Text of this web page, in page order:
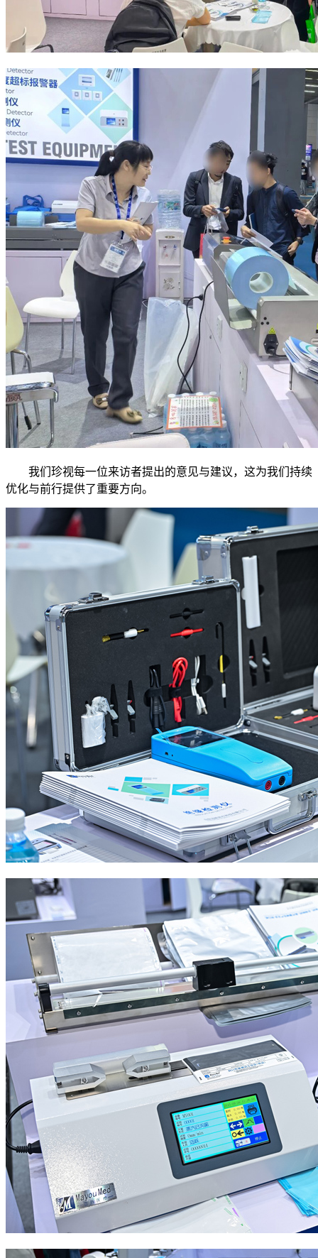
我们珍视每一位来访者提出的意见与建议，这为我们持续
优化与前行提供了重要方向。